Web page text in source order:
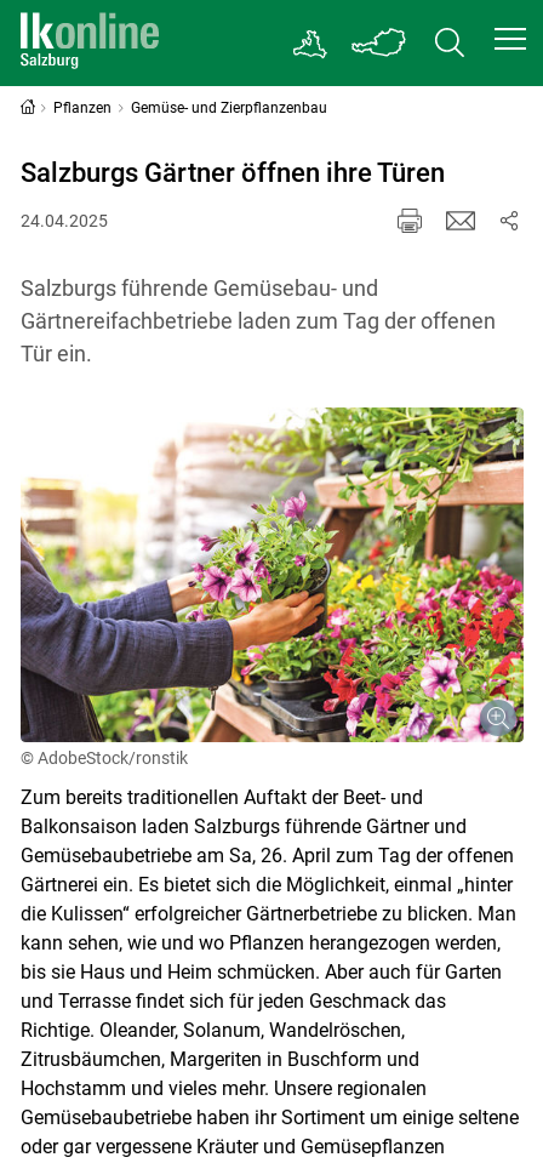
Pflanzen Gemüse- und Zierpflanzenbau
Salzburgs Gärtner öffnen ihre Türen
24.04.2025
Salzburgs führende Gemüsebau- und
Gärtnereifachbetriebe laden zum Tag der offenen
Tür ein.
© AdobeStock/ronstik
Zum bereits traditionellen Auftakt der Beet- und
Balkonsaison laden Salzburgs führende Gärtner und
Gemüsebaubetriebe am Sa, 26. April zum Tag der offenen
Gärtnerei ein. Es bietet sich die Möglichkeit, einmal „hinter
die Kulissen“ erfolgreicher Gärtnerbetriebe zu blicken. Man
kann sehen, wie und wo Pflanzen herangezogen werden,
bis sie Haus und Heim schmücken. Aber auch für Garten
und Terrasse findet sich für jeden Geschmack das
Richtige. Oleander, Solanum, Wandelröschen,
Zitrusbäumchen, Margeriten in Buschform und
Hochstamm und vieles mehr. Unsere regionalen
Gemüsebaubetriebe haben ihr Sortiment um einige seltene
oder gar vergessene Kräuter und Gemüsepflanzen